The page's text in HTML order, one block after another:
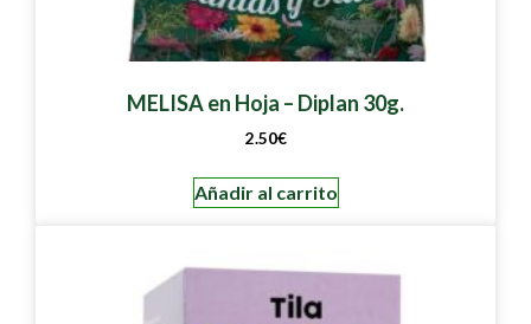
MELISA en Hoja – Diplan 30g.
2.50€
Añadir al carrito